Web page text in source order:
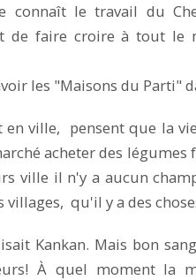
connaît le travail du
de faire croire à tout le
les "Maisons du Parti"
ville, pensent que la
acheter des légumes
ville il n'y a aucun
villages, qu'il y a des
Kankan. Mais bon
À quel moment la